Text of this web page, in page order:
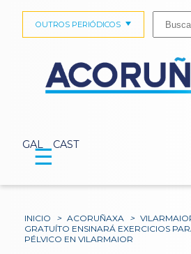
GAL CAST
OUTROS PERIÓDICOS
☰
INICIO > ACORUÑAXA >
GRATUÍTO ENSINARÁ EXERCICIOS
PÉLVICO EN VILARMAIOR